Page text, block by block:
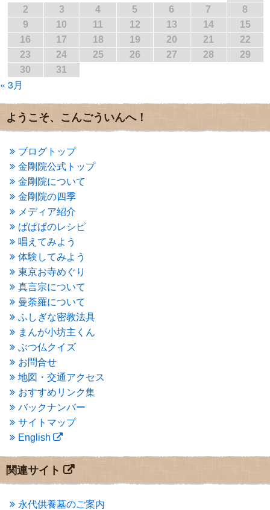
2017年3月(1)
2017年2月(1)
2017年1月(2)
2016年12月(4)
2016年11月(3)
2016年10月(1)
2016年9月
2016年6月
(2)
2016年5月(3)
2016年4月
(4)
2016年3月(4)
2016年2月(5)
2016年1月(3)
2015年12月(6)
2015年11月(4)
2015年10月
(4)
2015年9月
(3)
2015年8月(4)
2015年7月(4)
2015年6月(3)
2015年5月(1)
2015年4月(1)
(3)
2015年2月(3)
2015年1月(1)
2014年12月 (2)
2014年9月
2014年5月(1)
2014年4月 (4)
2014年1月 (1)
2013年11月(4)
2013年10月 (2)
2013年9月(4)
2013年7月
(7)
2013年6月 (6)
2013年5月(13)
2013年4月(1)
2
3 4 5 6 7
8
9
10 11 12 13 14
15
16
17 18 19 20 21
22
23
24 25 26 27 28
29
30
31
« 3月
ようこそ、こんごういんへ！
ブログトップ
金剛院公式トップ
金剛院について
金剛院の四季
メディア紹介
ぱぱぱのレシピ
唱えてみよう
体験してみよう
東京お寺めぐり
真言宗について
曼荼羅について
ふしぎな密教法具
まんが小坊主くん
ぶつ仏クイズ
お問合せ
地図・交通アクセス
おすすめリンク集
バックナンバー
サイトマップ
English
関連サイト
永代供養墓のご案内